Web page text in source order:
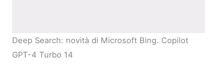
Deep Search: novità di Microsoft Bing. Copilot
GPT-4 Turbo 14